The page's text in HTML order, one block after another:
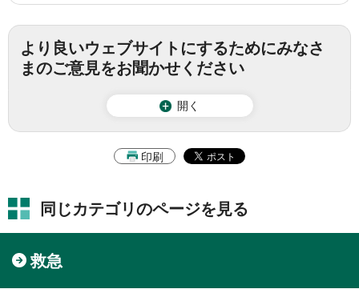
より良いウェブサイトにするためにみなさ
まのご意見をお聞かせください
開く
印刷
同じカテゴリのページを見る
救急